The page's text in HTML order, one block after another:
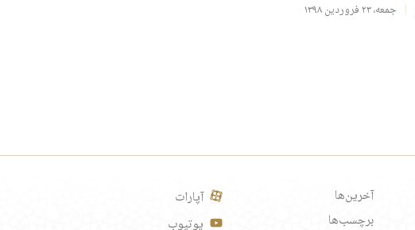
جمعه، ۲۳ فروردین ۱۳۹۸
آخرین‌ها
برچسب‌ها
آپارات
یوتیوب